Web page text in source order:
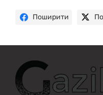
Поширити